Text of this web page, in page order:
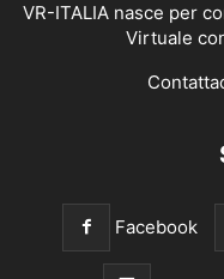
VR-ITALIA nasce per
Virtuale
Facebook